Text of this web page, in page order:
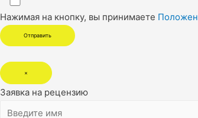
Нажимая на кнопку, вы принимаете
×
Заявка на рецензию